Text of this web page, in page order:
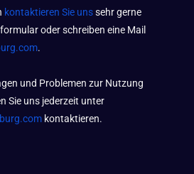
kontaktieren Sie unssehr gerne
oder schreiben eine Mail
.
und Problemen zur Nutzung
Sie uns jederzeit unter
kontaktieren.